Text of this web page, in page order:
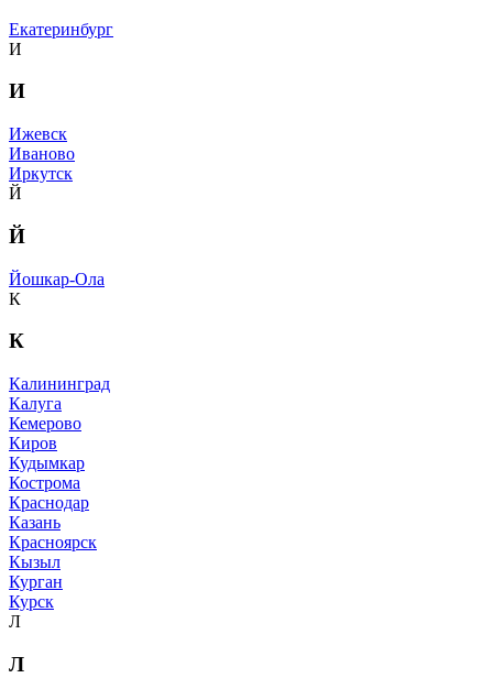
Екатеринбург
И
И
Ижевск
Иваново
Иркутск
Й
Й
Йошкар-Ола
К
К
Калининград
Калуга
Кемерово
Киров
Кудымкар
Кострома
Краснодар
Казань
Красноярск
Кызыл
Курган
Курск
Л
Л